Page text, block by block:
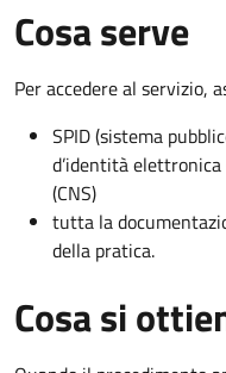
Cosa serve
Per accedere al servizio,
SPID (sistema
d’identità elettronica
(CNS)
tutta la
della pratica.
Cosa si